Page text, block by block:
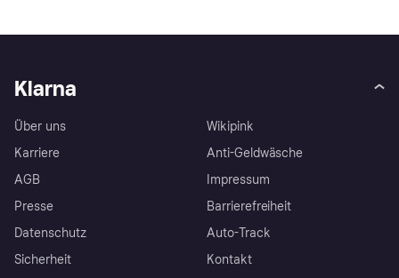
Klarna
Über uns
Karriere
AGB
Presse
Datenschutz
Sicherheit
Wikipink
Anti-Geldwäsche
Impressum
Barrierefreiheit
Auto-Track
Kontakt